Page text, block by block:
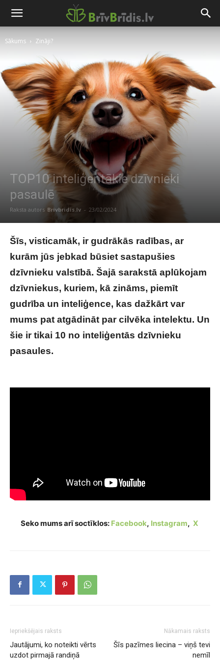
Sākums Zināji?
TOP10 inteliģentākie dzīvnieki
pasaulē
Raksta autors Brivbridis.lv - 23/02/2024
Šīs, visticamāk, ir gudrākās radības, ar
kurām jūs jebkad būsiet sastapušies
dzīvnieku valstībā. Šajā sarakstā aplūkojam
dzīvniekus, kuriem, kā zināms, piemīt
gudrība un inteliģence, kas dažkārt var
mums pat atgādināt par cilvēka intelektu. Un
šie ir tikai 10 no inteliģentās dzīvnieku
pasaules.
Seko mums arī soctīklos: Facebook, Instagram, X
Iepriekšējais raksts
Jautājumi, ko noteikti vērts
uzdot pirmajā randiņā
Nākamais raksts
Šīs pazīmes liecina – viņš tevi
nemīl